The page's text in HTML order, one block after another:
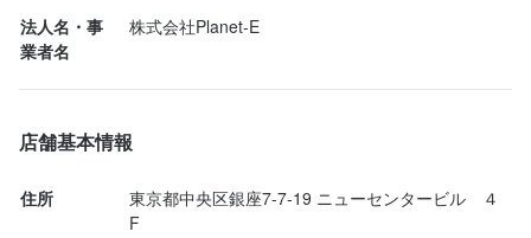
カレーのフムス
コーンのプリン
・自家製パン
発酵バターを使ったキューブパン
・お魚
ブリのポワレ、白ワインとバターのソース
法人名・事
業者名
株式会社Planet-E
店舗基本情報
住所
東京都中央区銀座7-7-19 ニューセンタービル　４
F